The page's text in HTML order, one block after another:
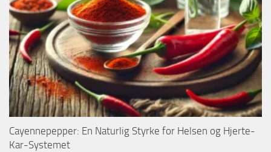
Cayennepepper: En Naturlig Styrke for Helsen og Hjerte-
Kar-Systemet